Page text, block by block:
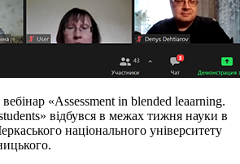
«Assessment in blended leaarning.
відбувся в межах тижня науки в
національного університету